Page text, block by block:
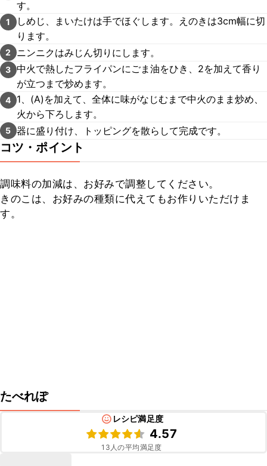
す。
1
しめじ、まいたけは手でほぐします。えのきは3cm幅に切
ります。
2 ニンニクはみじん切りにします。
3 中火で熱したフライパンにごま油をひき、2を加えて香り
が立つまで炒めます。
4
1、(A)を加えて、全体に味がなじむまで中火のまま炒め、
火から下ろします。
5 器に盛り付け、トッピングを散らして完成です。
コツ・ポイント
調味料の加減は、お好みで調整してください。
きのこは、お好みの種類に代えてもお作りいただけま
す。
たべれぽ
レシピ満足度
4.57
13 人の平均満足度